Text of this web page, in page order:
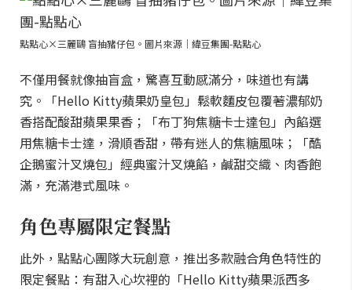
點點心×三麗鷗 盲抽豬仔包。圖片來源｜緯豆集團-點點心
不僅用餐就像抽盲盒，驚喜互動感滿分，味道也有講
究。「Hello Kitty蘋果奶皇包」鬆軟麵皮包覆著濃郁奶
香搭配酸甜蘋果果香；「布丁狗焦糖卡士達包」內餡選
用焦糖卡士達，滑順香甜，帶有迷人的焦糖風味；「酷
企鵝蜜汁叉燒包」經典蜜汁叉燒餡，鹹甜交織、肉香飽
滿，充滿港式風味。
角色專屬限定餐點
此外，點點心團隊大玩創意，推出多款融合角色特性的
限定餐點：有甜入心坎裡的「Hello Kitty蘋果派西多